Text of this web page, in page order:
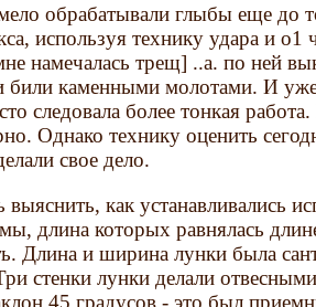
обрабатывали глыбы еще до
используя технику удара и
намечалась трещ] ..а. по ней
били каменными молотами. И
следовала более тонкая
Однако технику оценить
свое дело.
как устанавливались
длина которых равнялась
Длина и ширина лунки была
стенки лунки делали
45 градусов - это был